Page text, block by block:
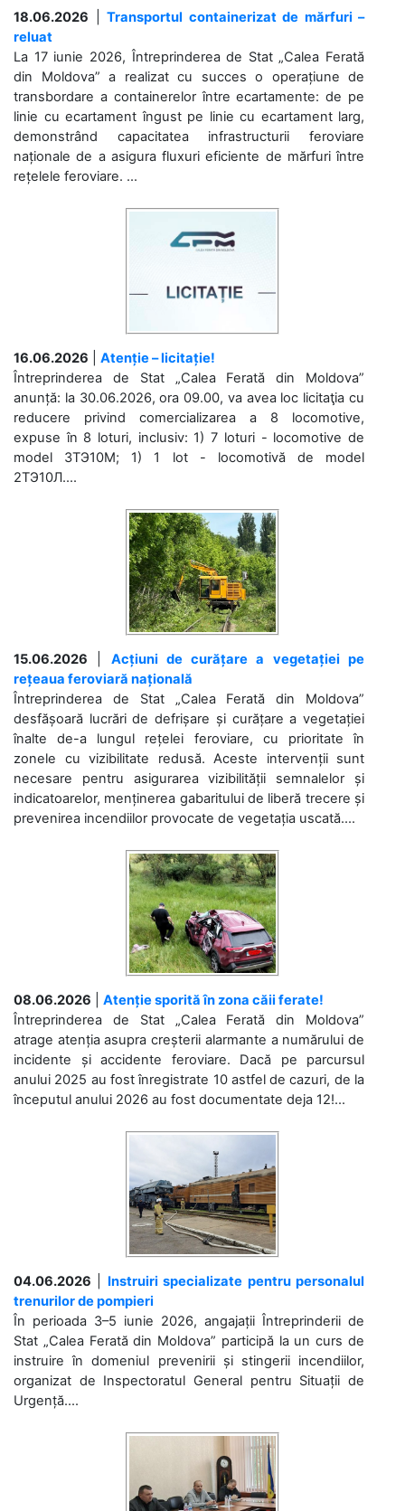
18.06.2026
Transportul containerizat de mărfuri –
reluat
La 17 iunie 2026, Întreprinderea de Stat „Calea Ferată
din Moldova” a realizat cu succes o operațiune de
transbordare a containerelor între ecartamente: de pe
linie cu ecartament îngust pe linie cu ecartament larg,
demonstrând capacitatea infrastructurii feroviare
naționale de a asigura fluxuri eficiente de mărfuri între
rețelele feroviare. ...
16.06.2026
Atenție – licitație!
Întreprinderea de Stat „Calea Ferată din Moldova”
anunță: la 30.06.2026, ora 09.00, va avea loc licitaţia cu
reducere privind comercializarea a 8 locomotive,
expuse în 8 loturi, inclusiv: 1) 7 loturi - locomotive de
model 3ТЭ10М; 1) 1 lot - locomotivă de model
2ТЭ10Л....
15.06.2026
Acțiuni de curățare a vegetației pe
rețeaua feroviară națională
Întreprinderea de Stat „Calea Ferată din Moldova”
desfășoară lucrări de defrișare și curățare a vegetației
înalte de-a lungul rețelei feroviare, cu prioritate în
zonele cu vizibilitate redusă. Aceste intervenții sunt
necesare pentru asigurarea vizibilității semnalelor și
indicatoarelor, menținerea gabaritului de liberă trecere și
prevenirea incendiilor provocate de vegetația uscată....
08.06.2026
Atenție sporită în zona căii ferate!
Întreprinderea de Stat „Calea Ferată din Moldova”
atrage atenția asupra creșterii alarmante a numărului de
incidente și accidente feroviare. Dacă pe parcursul
anului 2025 au fost înregistrate 10 astfel de cazuri, de la
începutul anului 2026 au fost documentate deja 12!...
04.06.2026
Instruiri specializate pentru personalul
trenurilor de pompieri
În perioada 3–5 iunie 2026, angajații Întreprinderii de
Stat „Calea Ferată din Moldova” participă la un curs de
instruire în domeniul prevenirii și stingerii incendiilor,
organizat de Inspectoratul General pentru Situații de
Urgență....